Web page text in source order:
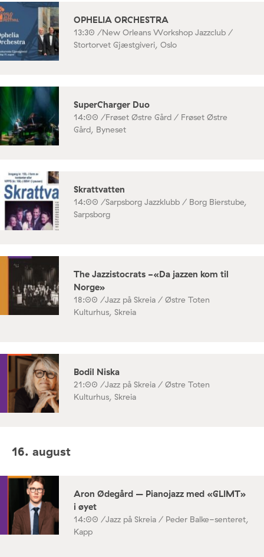
OPHELIA ORCHESTRA
13:30 /New Orleans Workshop Jazzclub /
Stortorvet Gjæstgiveri, Oslo
SuperCharger Duo
14:00 /Frøset Østre Gård / Frøset Østre
Gård, Byneset
Skrattvatten
14:00 /Sarpsborg Jazzklubb / Borg Bierstube,
Sarpsborg
The Jazzistocrats -«Da jazzen kom til
Norge»
18:00 /Jazz på Skreia / Østre Toten
Kulturhus, Skreia
Bodil Niska
21:00 /Jazz på Skreia / Østre Toten
Kulturhus, Skreia
16. august
Aron Ødegård – Pianojazz med «GLIMT»
i øyet
14:00 /Jazz på Skreia / Peder Balke-senteret,
Kapp